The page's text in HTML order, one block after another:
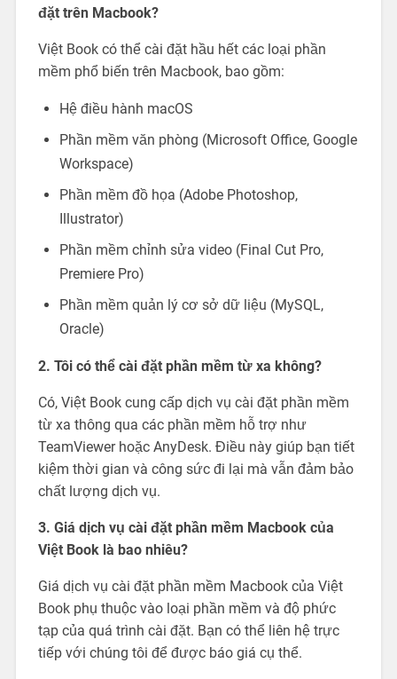
đặt trên Macbook?
Việt Book có thể cài đặt hầu hết các loại phần
mềm phổ biến trên Macbook, bao gồm:
Hệ điều hành macOS
Phần mềm văn phòng (Microsoft Office, Google
Workspace)
Phần mềm đồ họa (Adobe Photoshop,
Illustrator)
Phần mềm chỉnh sửa video (Final Cut Pro,
Premiere Pro)
Phần mềm quản lý cơ sở dữ liệu (MySQL,
Oracle)
2. Tôi có thể cài đặt phần mềm từ xa không?
Có, Việt Book cung cấp dịch vụ cài đặt phần mềm
từ xa thông qua các phần mềm hỗ trợ như
TeamViewer hoặc AnyDesk. Điều này giúp bạn tiết
kiệm thời gian và công sức đi lại mà vẫn đảm bảo
chất lượng dịch vụ.
3. Giá dịch vụ cài đặt phần mềm Macbook của
Việt Book là bao nhiêu?
Giá dịch vụ cài đặt phần mềm Macbook của Việt
Book phụ thuộc vào loại phần mềm và độ phức
tạp của quá trình cài đặt. Bạn có thể liên hệ trực
tiếp với chúng tôi để được báo giá cụ thể.